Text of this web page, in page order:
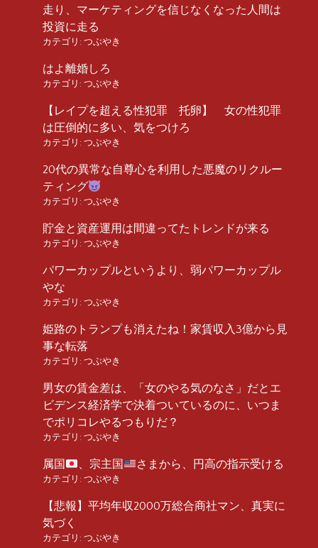
走り、マーケティングを信じなくなった人間は
投資に走る
カテゴリ: つぶやき
はよ離婚しろ
カテゴリ: つぶやき
【レイプを超える性犯罪 托卵】 女の性犯罪
は圧倒的に多い、気をつけろ
カテゴリ: つぶやき
20代の異常な自尊心を利用した悪魔のリクルー
ティング
カテゴリ: つぶやき
貯金と資産運用は間違ってたトレンドが来る
カテゴリ: つぶやき
パワーカップルというより、弱パワーカップル
やな
カテゴリ: つぶやき
姫路のトランプも消えたね！家賃収入3億から見
事な転落
カテゴリ: つぶやき
男女の賃金差は、「女のやる気のなさ」だとエ
ビデンス経済学で決着ついているのに、いつま
でポリコレやるつもりだ？
カテゴリ: つぶやき
属国 、宗主国 さまから、円高の指示受ける
カテゴリ: つぶやき
【悲報】平均年収2000万総合商社マン、真実に
気づく
カテゴリ: つぶやき